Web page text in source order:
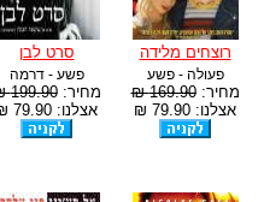
רוצחים מלידה
פעולה - פשע
מחיר:169.90 ₪
אצלנו: 79.90 ₪
סרט לבן
פשע - דרמה
מחיר:199.90 ₪
אצלנו: 79.90 ₪